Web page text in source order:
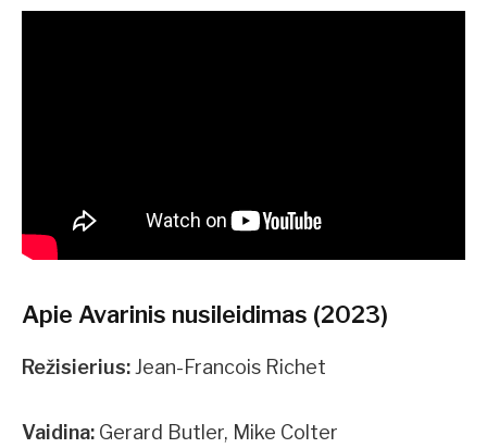
Apie Avarinis nusileidimas (2023)
Režisierius:Jean-Francois Richet
Vaidina: Gerard Butler, Mike Colter